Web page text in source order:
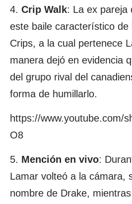
4. Crip Walk: La ex pareja
este baile característico de
Crips, a la cual pertenece
manera dejó en evidencia
del grupo rival del
forma de humillarlo.
https://www.youtube.com/
O8
5. Mención en vivo:
Lamar volteó a la cámara,
nombre de Drake,